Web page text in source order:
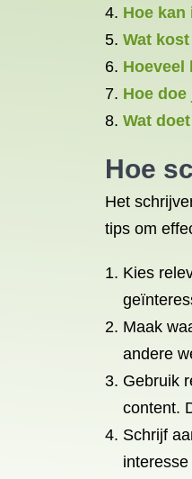
Hoe kan
Wat
Hoe
Wat
Hoe
Het
tips om
Kies
Maak
andere
Gebruik
content.
Schrijf